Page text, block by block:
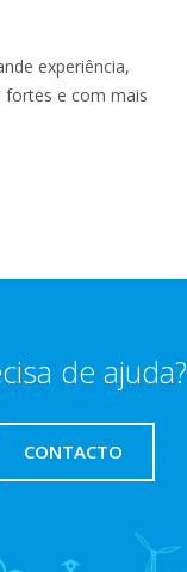
experiência,
fortes e com mais
de ajuda?
CONTACTO